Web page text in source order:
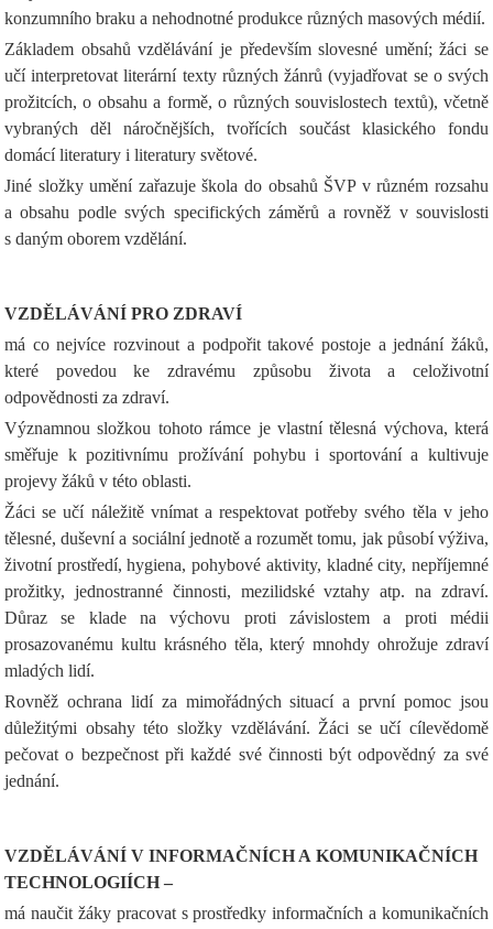
konzumního braku a nehodnotné produkce různých masových médií.
Základem obsahů vzdělávání je především slovesné umění; žáci se
učí interpretovat literární texty různých žánrů (vyjadřovat se o svých
prožitcích, o obsahu a formě, o různých souvislostech textů), včetně
vybraných děl náročnějších, tvořících součást klasického fondu
domácí literatury i literatury světové.
Jiné složky umění zařazuje škola do obsahů ŠVP v různém rozsahu
a obsahu podle svých specifických záměrů a rovněž v souvislosti
s daným oborem vzdělání.
VZDĚLÁVÁNÍ PRO ZDRAVÍ
má co nejvíce rozvinout a podpořit takové postoje a jednání žáků,
které povedou ke zdravému způsobu života a celoživotní
odpovědnosti za zdraví.
Významnou složkou tohoto rámce je vlastní tělesná výchova, která
směřuje k pozitivnímu prožívání pohybu i sportování a kultivuje
projevy žáků v této oblasti.
Žáci se učí náležitě vnímat a respektovat potřeby svého těla v jeho
tělesné, duševní a sociální jednotě a rozumět tomu, jak působí výživa,
životní prostředí, hygiena, pohybové aktivity, kladné city, nepříjemné
prožitky, jednostranné činnosti, mezilidské vztahy atp. na zdraví.
Důraz se klade na výchovu proti závislostem a proti médii
prosazovanému kultu krásného těla, který mnohdy ohrožuje zdraví
mladých lidí.
Rovněž ochrana lidí za mimořádných situací a první pomoc jsou
důležitými obsahy této složky vzdělávání. Žáci se učí cílevědomě
pečovat o bezpečnost při každé své činnosti být odpovědný za své
jednání.
VZDĚLÁVÁNÍ V INFORMAČNÍCH A KOMUNIKAČNÍCH
TECHNOLOGIÍCH –
má naučit žáky pracovat s prostředky informačních a komunikačních